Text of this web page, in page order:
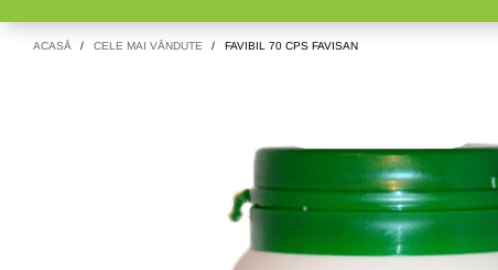
ACASĂ / CELE MAI VÂNDUTE / FAVIBIL 70 CPS FAVISAN